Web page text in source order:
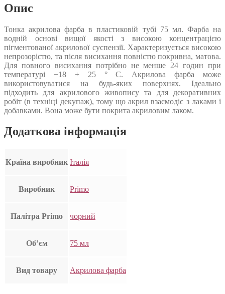
Опис
Тонка акрилова фарба в пластиковій тубі 75 мл. Фарба на
водній основі вищої якості з високою концентрацією
пігментованої акрилової суспензії. Характеризується високою
непрозорістю, та після висихання повністю покривна, матова.
Для повного висихання потрібно не менше 24 годин при
температурі +18 + 25 ° С. Акрилова фарба може
використовуватися на будь-яких поверхнях. Ідеально
підходить для акрилового живопису та для декоративних
робіт (в техніці декупаж), тому що акрил взаємодіє з лаками і
добавками. Вона може бути покрита акриловим лаком.
Додаткова інформація
Країна виробник Італія
Виробник Primo
Палітра Primo чорний
Об’єм 75 мл
Вид товару Акрилова фарба